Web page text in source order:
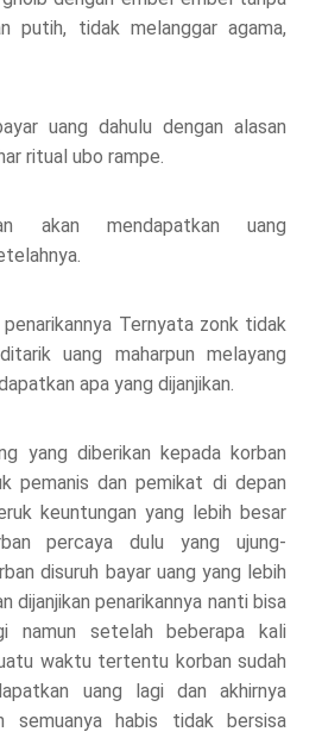
putih, tidak melanggar agama,
uang dahulu dengan alasan
ritual ubo rampe.
akan mendapatkan uang
Ternyata zonk tidak
uang maharpun melayang
apa yang dijanjikan.
yang diberikan kepada korban
pemanis dan pemikat di depan
keuntungan yang lebih besar
percaya dulu yang ujung-
disuruh bayar uang yang lebih
dijanjikan penarikannya nanti bisa
namun setelah beberapa kali
waktu tertentu korban sudah
uang lagi dan akhirnya
semuanya habis tidak bersisa